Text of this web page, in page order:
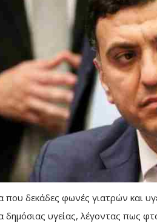
που δεκάδες φωνές γιατρών και
δημόσιας υγείας, λέγοντας πως